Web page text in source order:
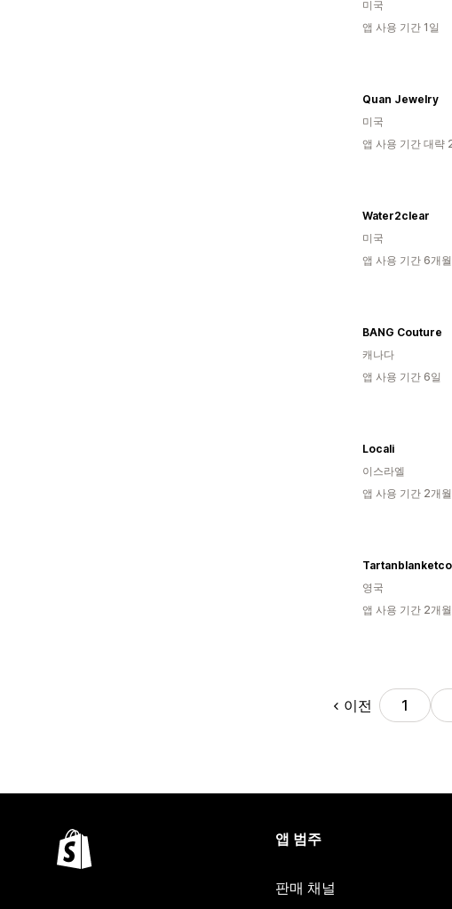
미국
앱 사용 기간 1일
Quan Jewelry
미국
앱 사용 기간 대략
Water2clear
미국
앱 사용 기간 6개월
BANG Couture
캐나다
앱 사용 기간 6일
Locali
이스라엘
앱 사용 기간 2개월
Tartanblanketco
영국
앱 사용 기간 2개월
이전 1
앱 범주
판매 채널